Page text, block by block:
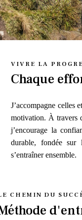
VIVRE LA
Chaque
J’accompagne celles
motivation. À travers
j’encourage la
durable, fondée sur
s’entraîner ensemble.
CHEMIN DU